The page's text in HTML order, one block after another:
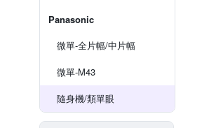
Panasonic
微單-全片幅/中片幅
微單-M43
隨身機/類單眼